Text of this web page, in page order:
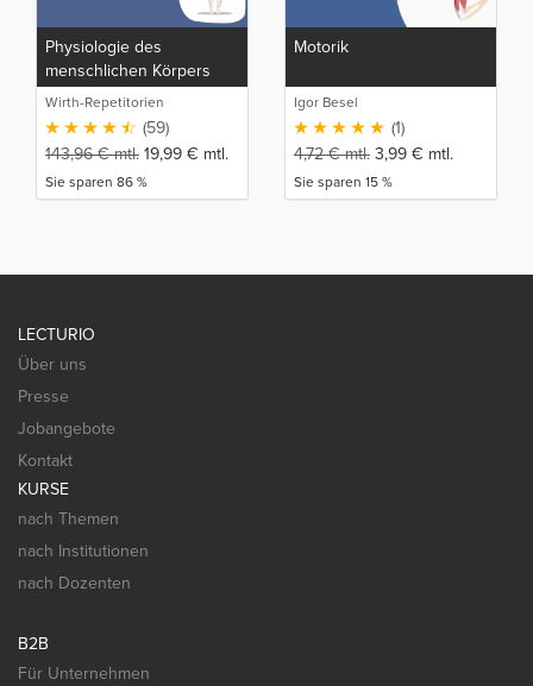
Physiologie des
menschlichen Körpers
Wirth-Repetitorien
(59)
143,96€mtl. 19,99 € mtl.
Sie sparen 86 %
Motorik
Igor Besel
(1)
4,72€mtl. 3,99 € mtl.
Sie sparen 15 %
LECTURIO
Über uns
Presse
Jobangebote
Kontakt
KURSE
nach Themen
nach Institutionen
nach Dozenten
B2B
Für Unternehmen